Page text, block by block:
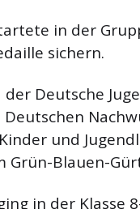
in der
sichern.
Deutsche
und
Grün-Blauen-
in der Klasse